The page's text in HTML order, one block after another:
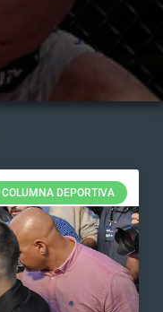
COLUMNA DEPORTIVA